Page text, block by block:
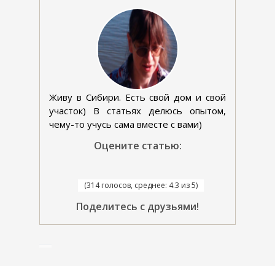
Живу в Сибири. Есть свой дом и свой
участок) В статьях делюсь опытом,
чему-то учусь сама вместе с вами)
Оцените статью:
(314 голосов, среднее: 4.3 из 5)
Поделитесь с друзьями!